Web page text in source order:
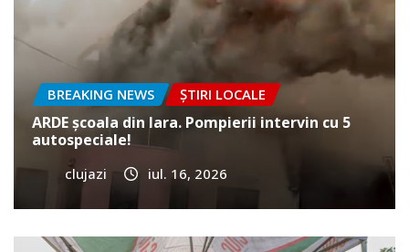
BREAKING NEWS ȘTIRI LOCALE
ARDE școala din Iara. Pompierii intervin cu 5
autospeciale!
clujazi iul. 16, 2026